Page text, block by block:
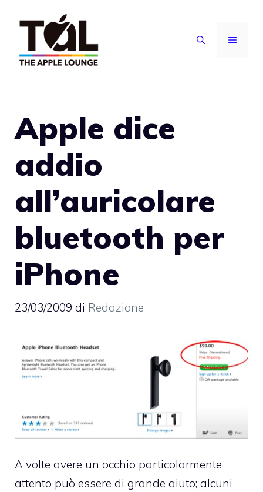
contenuto
MENU
Apple dice
addio
all’auricolare
bluetooth per
iPhone
23/03/2009 di Redazione
A volte avere un occhio particolarmente
attento può essere di grande aiuto; alcuni